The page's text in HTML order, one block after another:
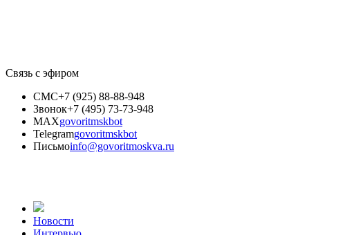
Связь с эфиром
СМС+7 (925) 88-88-948
Звонок+7 (495) 73-73-948
MAXgovoritmskbot
Telegramgovoritmskbot
Письмоinfo@govoritmoskva.ru
Новости